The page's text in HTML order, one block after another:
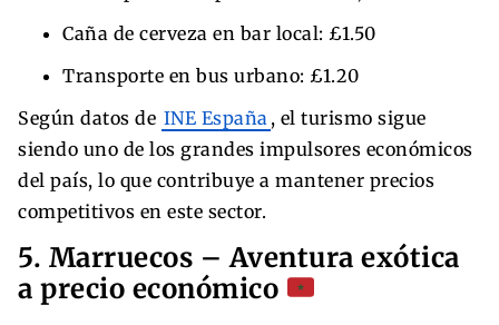
Caña de cerveza en bar local: £1.50
Transporte en bus urbano: £1.20
Según datos de INE España , el turismo sigue
siendo uno de los grandes impulsores económicos
del país, lo que contribuye a mantener precios
competitivos en este sector.
5. Marruecos – Aventura exótica
a precio económico